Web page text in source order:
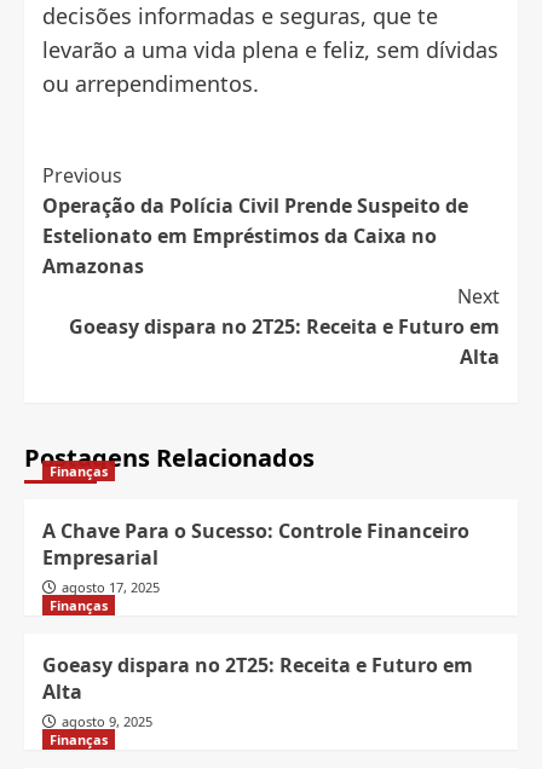
decisões informadas e seguras, que te
levarão a uma vida plena e feliz, sem dívidas
ou arrependimentos.
Post
Navigation
Previous
Operação da Polícia Civil Prende Suspeito de
Estelionato em Empréstimos da Caixa no
Amazonas
Next
Goeasy dispara no 2T25: Receita e Futuro em
Alta
Postagens Relacionados
Finanças
A Chave Para o Sucesso: Controle Financeiro
Empresarial
agosto 17, 2025
Finanças
Goeasy dispara no 2T25: Receita e Futuro em
Alta
agosto 9, 2025
Finanças